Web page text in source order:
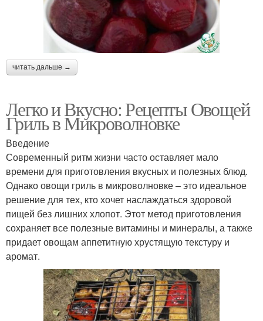
читать дальше →
Легко и Вкусно: Рецепты Овощей
Гриль в Микроволновке
Введение
Современный ритм жизни часто оставляет мало
времени для приготовления вкусных и полезных блюд.
Однако овощи гриль в микроволновке – это идеальное
решение для тех, кто хочет наслаждаться здоровой
пищей без лишних хлопот. Этот метод приготовления
сохраняет все полезные витамины и минералы, а также
придает овощам аппетитную хрустящую текстуру и
аромат.